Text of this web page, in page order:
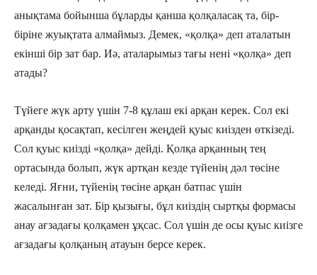
анықтама бойынша бұларды қанша қолқаласақ та, бір-
біріне жуықтата алмаймыз. Демек, «қолқа» деп аталатын
екінші бір зат бар. Иә, аталарымыз тағы нені «қолқа» деп
атады?
Түйеге жүк арту үшін 7-8 құлаш екі арқан керек. Сол екі
арқанды қосақтап, кесілген жеңдей қуыс киізден өткізеді.
Сол қуыс киізді «қолқа» дейді. Қолқа арқанның тең
ортасында болып, жүк артқан кезде түйенің дәл төсіне
келеді. Яғни, түйенің төсіне арқан батпас үшін
жасалынған зат. Бір қызығы, бұл киіздің сыртқы формасы
анау ағзадағы қолқамен ұқсас. Сол үшін де осы қуыс киізге
ағзадағы қолқаның атауын берсе керек.